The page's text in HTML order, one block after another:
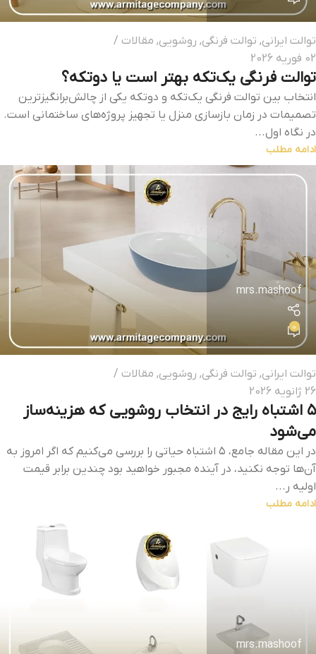
توالت ایرانی, توالت فرنگی, روشویی, مقالات
02 فوریه 2026
توالت فرنگی یک‌تکه بهتر است یا دوتکه؟
انتخاب بین توالت فرنگی یک‌تکه و دوتکه یکی از چالش‌برانگیزترین
تصمیمات در زمان بازسازی منزل یا تجهیز پروژه‌های ساختمانی است.
در نگاه اول...
ادامه مطلب
mrs.mashoof
0
توالت ایرانی, توالت فرنگی, روشویی, مقالات
26 ژانویه 2026
۵ اشتباه رایج در انتخاب روشویی که هزینه‌ساز
می‌شود
در این مقاله جامع، ۵ اشتباه حیاتی را بررسی می‌کنیم که اگر امروز به
آن‌ها توجه نکنید، در آینده مجبور خواهید بود چندین برابر قیمت
اولیه ر...
ادامه مطلب
mrs.mashoof